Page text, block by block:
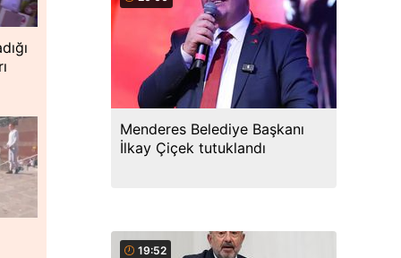
Menderes Belediye Başkanı
İlkay Çiçek tutuklandı
19:52